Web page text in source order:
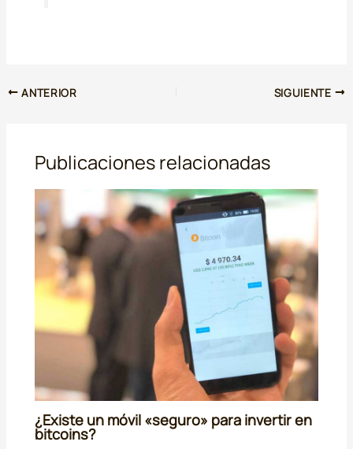
ANTERIOR SIGUIENTE
Publicaciones relacionadas
¿Existe un móvil «seguro» para invertir en
bitcoins?